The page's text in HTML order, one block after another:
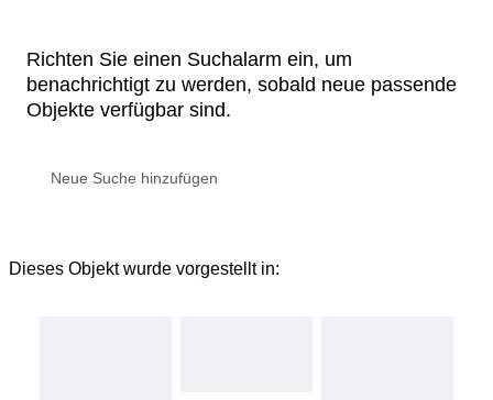
Richten Sie einen Suchalarm ein, um
benachrichtigt zu werden, sobald neue passende
Objekte verfügbar sind.
Dieses Objekt wurde vorgestellt in: